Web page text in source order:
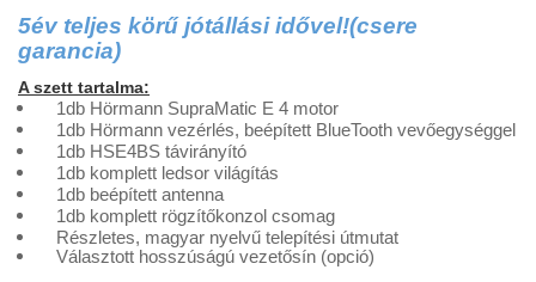
5év teljes körű jótállási idővel!(csere
garancia)
A szett tartalma:
1db Hörmann SupraMatic E 4 motor
1db Hörmann vezérlés, beépített BlueTooth vevőegységgel
1db HSE4BS távirányító
1db komplett ledsor világítás
1db beépített antenna
1db komplett rögzítőkonzol csomag
Részletes, magyar nyelvű telepítési útmutat
Választott hosszúságú vezetősín (opció)